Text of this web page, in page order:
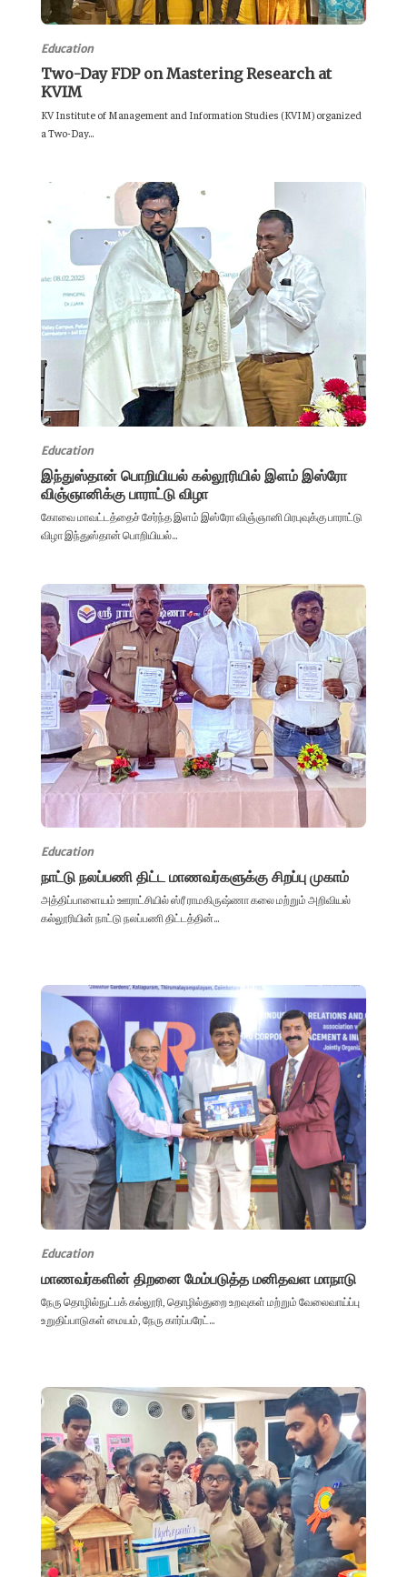
Education
Two-Day FDP on Mastering Research at
KVIM
KV Institute of Management and Information Studies (KVIM) organized
a Two-Day...
Education
இந்துஸ்தான் பொறியியல் கல்லூரியில் இளம் இஸ்ரோ
விஞ்ஞானிக்கு பாராட்டு விழா
கோவை மாவட்டத்தைச் சேர்ந்த இளம் இஸ்ரோ விஞ்ஞானி பிரபுவுக்கு பாராட்டு
விழா இந்துஸ்தான் பொறியியல்...
Education
நாட்டு நலப்பணி திட்ட மாணவர்களுக்கு சிறப்பு முகாம்
அத்திப்பாளையம் ஊராட்சியில் ஸ்ரீ ராமகிருஷ்ணா கலை மற்றும் அறிவியல்
கல்லூரியின் நாட்டு நலப்பணி திட்டத்தின்...
Education
மாணவர்களின் திறனை மேம்படுத்த மனிதவள மாநாடு
நேரு தொழில்நுட்பக் கல்லூரி, தொழில்துறை உறவுகள் மற்றும் வேலைவாய்ப்பு
உறுதிப்பாடுகள் மையம், நேரு கார்ப்பரேட்...